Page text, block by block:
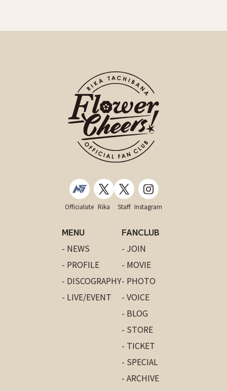
Officialsite Rika Staff Instagram
MENU
- NEWS
- PROFILE
- DISCOGRAPHY
- LIVE/EVENT
FANCLUB
- JOIN
- MOVIE
- PHOTO
- VOICE
- BLOG
- STORE
- TICKET
- SPECIAL
- ARCHIVE